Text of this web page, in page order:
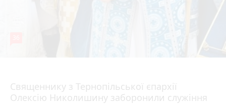
Священнику з Тернопільської єпархії
Олексію Николишину заборонили служіння